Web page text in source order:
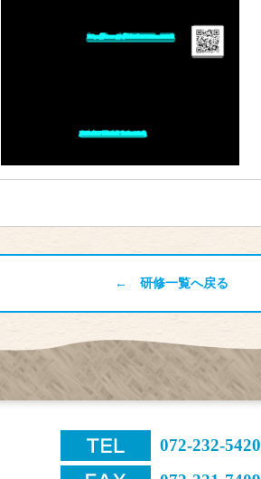
← 研修一覧へ戻る
072-232-5420